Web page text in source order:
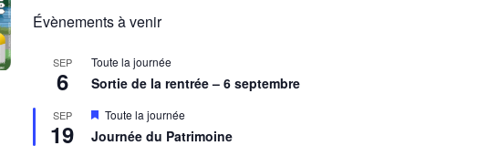
Évènements à venir
SEP
6
Toute la journée
Sortie de la rentrée – 6 septembre
SEP
19
M
s
Toute la journée
Journée du Patrimoine